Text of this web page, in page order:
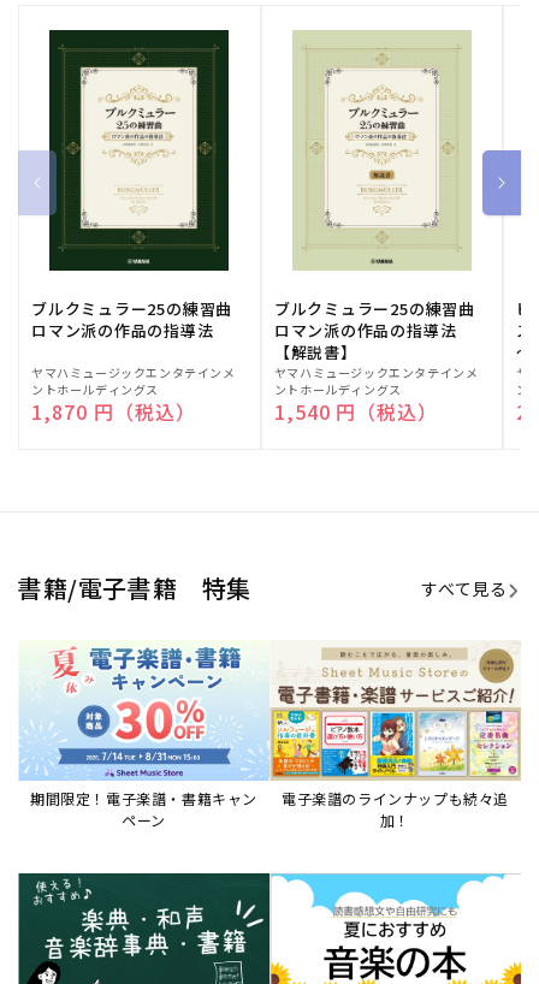
ブルクミュラー25の練習曲
ロマン派の作品の指導法
販
売
元:
ヤマハミュージックエンタテインメ
ントホールディングス
通常価格
1,870 円（税込）
ブルクミュラー25の練習曲
ロマン派の作品の指導法
【解説書】
販
売
元:
ヤマハミュージックエンタテインメ
ントホールディングス
通常価格
1,540 円（税込）
ピ
ス
～
販
売
元:
ヤ
ン
書籍/電子書籍 特集 すべて見る
期間限定！電子楽譜・書籍キャン
ペーン
電子楽譜のラインナップも続々追
加！